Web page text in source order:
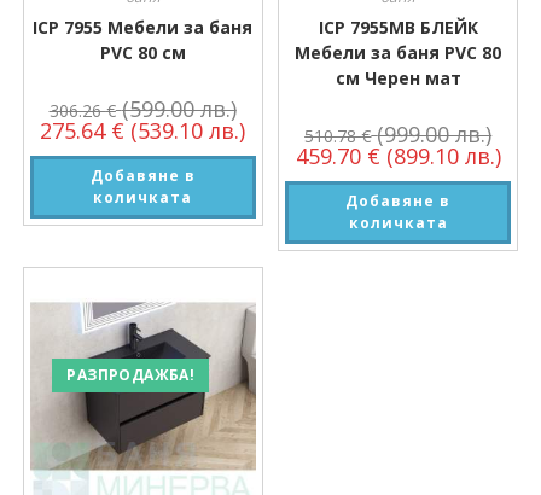
ICP 7955 Мебели за баня
PVC 80 см
306.26€ (599.00 лв.)
275.64 € (539.10 лв.)
Добавяне в
количката
ICP 7955MB БЛЕЙК
Мебели за баня PVC 80
см Черен мат
510.78€ (999.00 лв.)
459.70 € (899.10 лв.)
Добавяне в
количката
РАЗПРОДАЖБА!